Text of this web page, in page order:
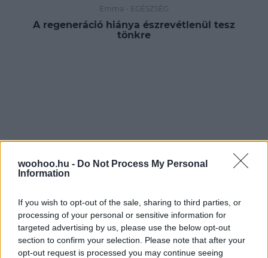
woohoo.hu - Do Not Process My Personal
Information
If you wish to opt-out of the sale, sharing to third parties, or
processing of your personal or sensitive information for
targeted advertising by us, please use the below opt-out
section to confirm your selection. Please note that after your
opt-out request is processed you may continue seeing
Emma - EGÉSZSÉG
A regeneráció hiánya észrevétlenül tesz
tönkre